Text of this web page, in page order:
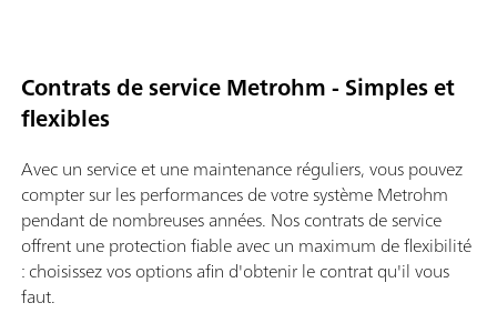
Contrats de service Metrohm - Simples et
flexibles
Avec un service et une maintenance réguliers, vous pouvez
compter sur les performances de votre système Metrohm
pendant de nombreuses années. Nos contrats de service
offrent une protection fiable avec un maximum de flexibilité
: choisissez vos options afin d'obtenir le contrat qu'il vous
faut.